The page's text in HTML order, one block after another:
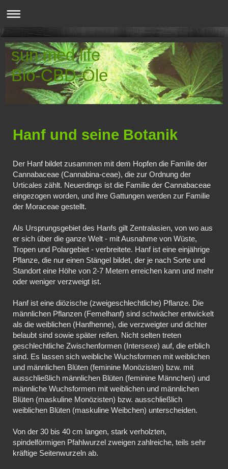
sun med life
Bio-CBD-Öle
Hanf und seine Botanik
Der Hanf bildet zusammen mit dem Hopfen die Familie der
Cannabaceae (Cannabina-ceae), die zur Ordnung der
Urticales zählt. Neuerdings ist die Familie der Cannabaceae
eingezogen worden, und ihre Gattungen werden zur Familie
der Moraceae gestellt.
Als Ursprungsgebiet des Hanfs gilt Zentralasien, von wo aus
er sich über die ganze Welt - mit Ausnahme von Wüste,
Tropen und Polargebiet - verbreitete. Hanf ist eine einjährige
Pflanze, die nur einen Stängel bildet, der je nach Sorte und
Standort eine Höhe von 2-7 Metern erreichen kann und mehr
oder weniger verzweigt ist.
Hanf ist eine diözische (zweigeschlechtliche) Pflanze. Die
männlichen Pflanzen (Femelhanf) sind schwächer entwickelt
als die weiblichen (Hanfhenne), die verzweigter und dichter
belaubt sind sowie später reifen. Nicht selten treten
geschlechtliche Zwischenformen (Intersexe) auf, die erblich
sind. Es lassen sich weibliche Wuchsformen mit weiblichen
und männlichen Blüten (feminine Monözisten) bzw. mit
ausschließlich männlichen Blüten (feminine Männchen) und
männliche Wuchsformen mit weiblichen und männlichen
Blüten (maskuline Monözisten) bzw. ausschließlich
weiblichen Blüten (maskuline Weibchen) unterscheiden.
Von der 30 bis 40 cm langen, stark verholzten,
spindelförmigen Pfahlwurzel zweigen zahlreiche, teils sehr
kräftige Seitenwurzeln ab.